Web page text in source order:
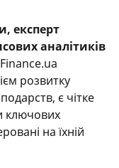
експерт
аналітиків
розвитку
є чітке
ключових
на їхній